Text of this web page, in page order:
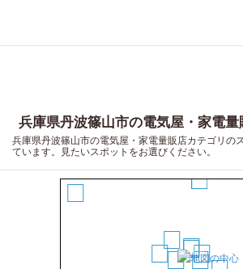
兵庫県丹波篠山市の電気屋・家電量
兵庫県丹波篠山市の電気屋・家電量販店カテゴリの
ています。見たいスポットをお選びください。
2
3
4 5
7
9